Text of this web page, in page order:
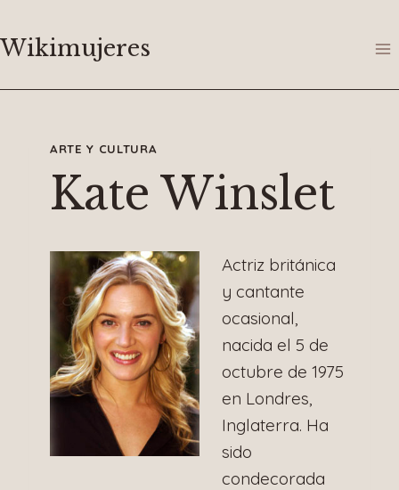
al
Wikimujeres
ARTE Y CULTURA
Kate Winslet
Actriz británica
y cantante
ocasional,
nacida el 5 de
octubre de 1975
en Londres,
Inglaterra. Ha
sido
condecorada